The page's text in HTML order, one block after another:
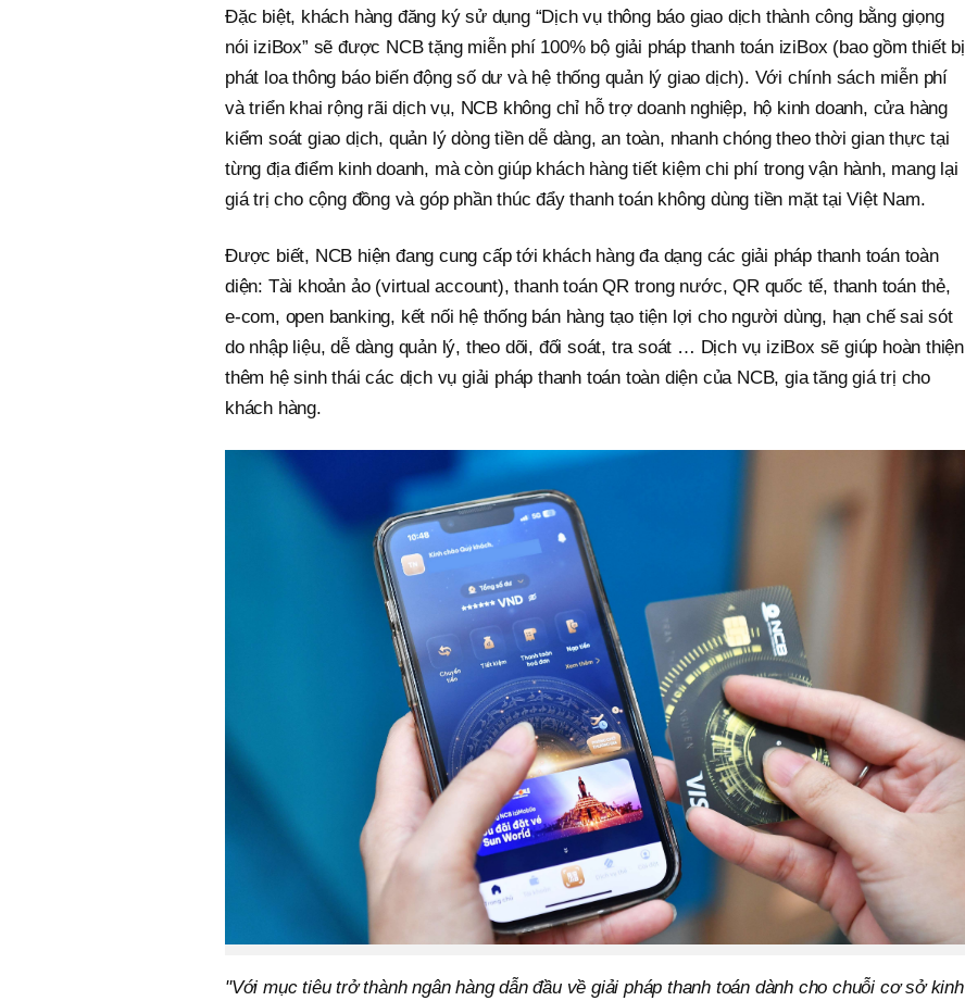
Đặc biệt, khách hàng đăng ký sử dụng “Dịch vụ thông báo giao dịch thành công bằng giọng
nói iziBox” sẽ được NCB tặng miễn phí 100% bộ giải pháp thanh toán iziBox (bao gồm thiết bị
phát loa thông báo biến động số dư và hệ thống quản lý giao dịch). Với chính sách miễn phí
và triển khai rộng rãi dịch vụ, NCB không chỉ hỗ trợ doanh nghiệp, hộ kinh doanh, cửa hàng
kiểm soát giao dịch, quản lý dòng tiền dễ dàng, an toàn, nhanh chóng theo thời gian thực tại
từng địa điểm kinh doanh, mà còn giúp khách hàng tiết kiệm chi phí trong vận hành, mang lại
giá trị cho cộng đồng và góp phần thúc đẩy thanh toán không dùng tiền mặt tại Việt Nam.
Được biết, NCB hiện đang cung cấp tới khách hàng đa dạng các giải pháp thanh toán toàn
diện: Tài khoản ảo (virtual account), thanh toán QR trong nước, QR quốc tế, thanh toán thẻ,
e-com, open banking, kết nối hệ thống bán hàng tạo tiện lợi cho người dùng, hạn chế sai sót
do nhập liệu, dễ dàng quản lý, theo dõi, đối soát, tra soát … Dịch vụ iziBox sẽ giúp hoàn thiện
thêm hệ sinh thái các dịch vụ giải pháp thanh toán toàn diện của NCB, gia tăng giá trị cho
khách hàng.
"Với mục tiêu trở thành ngân hàng dẫn đầu về giải pháp thanh toán dành cho chuỗi cơ sở kinh